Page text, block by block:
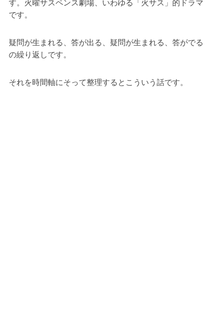
す。火曜サスペンス劇場、いわゆる「火サス」的ドラマ
です。
疑問が生まれる、答が出る、疑問が生まれる、答がでる
の繰り返しです。
それを時間軸にそって整理するとこういう話です。